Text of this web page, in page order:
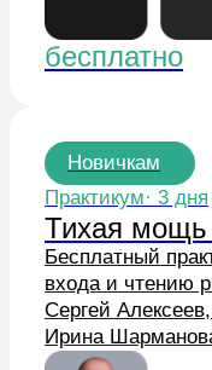
бесплатно
Новичкам